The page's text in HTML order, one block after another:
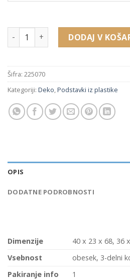
225070 pleksi podstavek za
DODAJ V
Šifra: 225070
Kategoriji: Deko Podstavki iz plastike
OPIS
DODATNE PODROBNOSTI
Dimenzije
40 x 23 x 68, 36
Vsebnost
obesek, 3-delni
Pakiranje info
1